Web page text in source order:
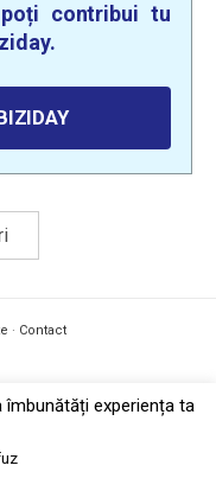
contribui tu
· Contact
experiența ta